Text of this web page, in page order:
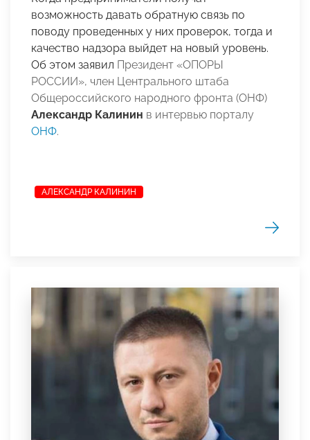
возможность давать обратную связь по
поводу проведенных у них проверок, тогда и
качество надзора выйдет на новый уровень.
Об этом заявил Президент «ОПОРЫ
РОССИИ», член Центрального штаба
Общероссийского народного фронта (ОНФ)
Александр Калинин в интервью порталу
ОНФ.
АЛЕКСАНДР КАЛИНИН